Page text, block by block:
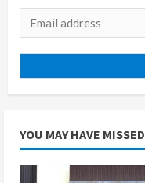
YOU MAY HAVE MISSED